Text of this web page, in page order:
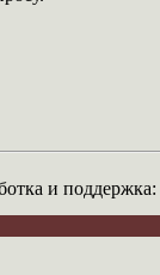
и поддержка: